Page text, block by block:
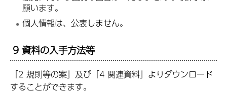
願います。
個人情報は、公表しません。
9 資料の入手方法等
「2 規則等の案」及び「4 関連資料」よりダウンロード
することができます。